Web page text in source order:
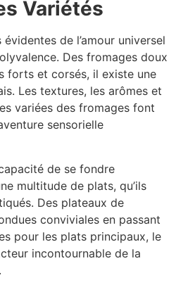
Variétés
évidentes de l’amour universel
Des fromages doux
forts et corsés, il existe une
Les textures, les arômes et
variées des fromages font
sensorielle
de se fondre
multitude de plats, qu’ils
Des plateaux de
conviviales en passant
pour les plats principaux, le
incontournable de la